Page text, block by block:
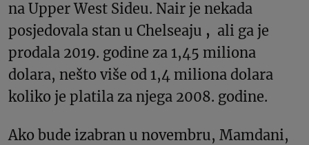
na Upper West Sideu. Nair je nekada
posjedovala stan u Chelseaju , ali ga je
prodala 2019. godine za 1,45 miliona
dolara, nešto više od 1,4 miliona dolara
koliko je platila za njega 2008. godine.
Ako bude izabran u novembru, Mamdani,